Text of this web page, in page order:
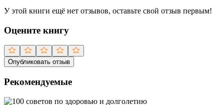
У этой книги ещё нет отзывов, оставьте свой отзыв первым!
Оцените книгу
Опубликовать отзыв
Рекомендуемые